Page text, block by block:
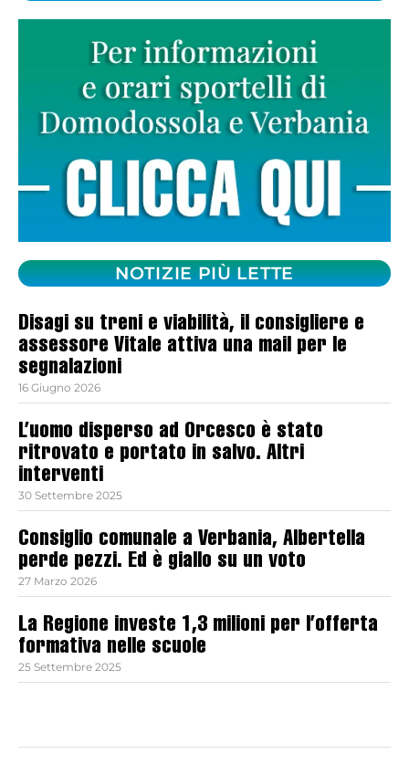
NOTIZIE PIÙ LETTE
Disagi su treni e viabilità, il consigliere e
assessore Vitale attiva una mail per le
segnalazioni
16 Giugno 2026
L’uomo disperso ad Orcesco è stato
ritrovato e portato in salvo. Altri
interventi
30 Settembre 2025
Consiglio comunale a Verbania, Albertella
perde pezzi. Ed è giallo su un voto
27 Marzo 2026
La Regione investe 1,3 milioni per l’offerta
formativa nelle scuole
25 Settembre 2025